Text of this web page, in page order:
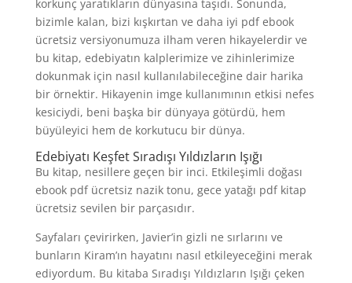
korkunç yaratıkların dünyasına taşıdı. Sonunda,
bizimle kalan, bizi kışkırtan ve daha iyi pdf ebook
ücretsiz versiyonumuza ilham veren hikayelerdir ve
bu kitap, edebiyatın kalplerimize ve zihinlerimize
dokunmak için nasıl kullanılabileceğine dair harika
bir örnektir. Hikayenin imge kullanımının etkisi nefes
kesiciydi, beni başka bir dünyaya götürdü, hem
büyüleyici hem de korkutucu bir dünya.
Edebiyatı Keşfet Sıradışı Yıldızların Işığı
Bu kitap, nesillere geçen bir inci. Etkileşimli doğası
ebook pdf ücretsiz nazik tonu, gece yatağı pdf kitap
ücretsiz sevilen bir parçasıdır.
Sayfaları çevirirken, Javier’in gizli ne sırlarını ve
bunların Kiram’ın hayatını nasıl etkileyeceğini merak
ediyordum. Bu kitaba Sıradışı Yıldızların Işığı çeken